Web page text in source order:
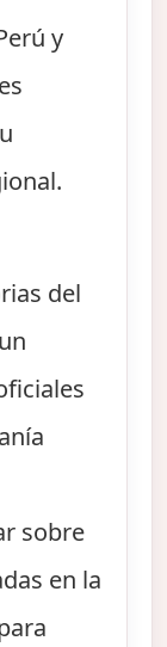
y
del
sobre
en la